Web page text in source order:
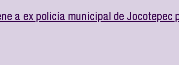
a ex policía municipal de Jocotepec